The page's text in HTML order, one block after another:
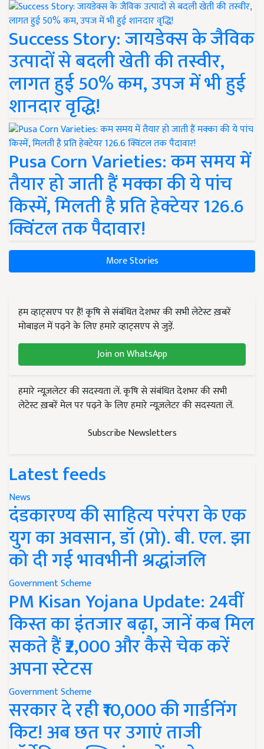
Success Story: जायडेक्स के जैविक
उत्पादों से बदली खेती की तस्वीर,
लागत हुई 50% कम, उपज में भी हुई
शानदार वृद्धि!
Pusa Corn Varieties: कम समय में
तैयार हो जाती हैं मक्का की ये पांच
किस्में, मिलती है प्रति हेक्टेयर 126.6
क्विंटल तक पैदावार!
More Stories
हम व्हाट्सएप पर हैं! कृषि से संबंधित देशभर की सभी लेटेस्ट ख़बरें
मोबाइल में पढ़ने के लिए हमारे व्हाट्सएप से जुड़ें.
Join on WhatsApp
हमारे न्यूज़लेटर की सदस्यता लें. कृषि से संबंधित देशभर की सभी
लेटेस्ट ख़बरें मेल पर पढ़ने के लिए हमारे न्यूज़लेटर की सदस्यता लें.
Subscribe Newsletters
Latest feeds
News
दंडकारण्य की साहित्य परंपरा के एक
युग का अवसान, डॉ (प्रो). बी. एल. झा
को दी गई भावभीनी श्रद्धांजलि
Government Scheme
PM Kisan Yojana Update: 24वीं
किस्त का इंतजार बढ़ा, जानें कब मिल
सकते हैं ₹2,000 और कैसे चेक करें
अपना स्टेटस
Government Scheme
सरकार दे रही ₹10,000 की गार्डनिंग
किट! अब छत पर उगाएं ताजी